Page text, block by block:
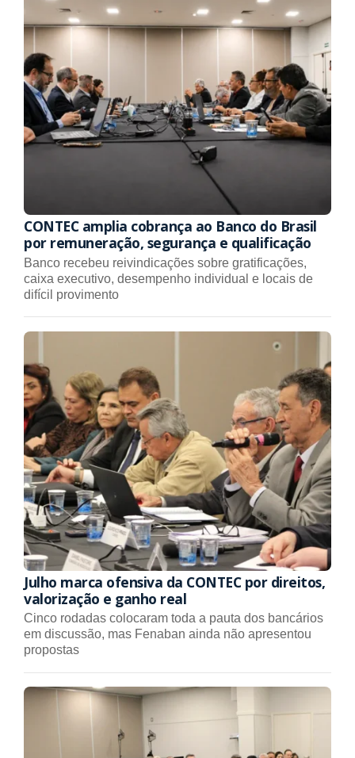
CONTEC amplia cobrança ao Banco do Brasil
por remuneração, segurança e qualificação
Banco recebeu reivindicações sobre gratificações,
caixa executivo, desempenho individual e locais de
difícil provimento
Julho marca ofensiva da CONTEC por direitos,
valorização e ganho real
Cinco rodadas colocaram toda a pauta dos bancários
em discussão, mas Fenaban ainda não apresentou
propostas